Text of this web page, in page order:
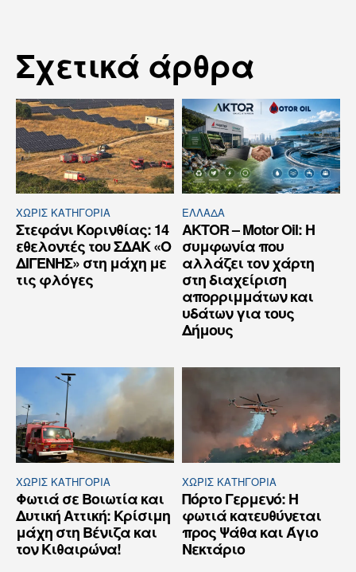
Σχετικά άρθρα
ΧΩΡΊΣ ΚΑΤΗΓΟΡΊΑ
Στεφάνι Κορινθίας: 14
εθελοντές του ΣΔΑΚ «Ο
ΔΙΓΕΝΗΣ» στη μάχη με
τις φλόγες
ΕΛΛΆΔΑ
AKTOR – Motor Oil: Η
συμφωνία που
αλλάζει τον χάρτη
στη διαχείριση
απορριμμάτων και
υδάτων για τους
Δήμους
ΧΩΡΊΣ ΚΑΤΗΓΟΡΊΑ
Φωτιά σε Βοιωτία και
Δυτική Αττική: Κρίσιμη
μάχη στη Βένιζα και
τον Κιθαιρώνα!
ΧΩΡΊΣ ΚΑΤΗΓΟΡΊΑ
Πόρτο Γερμενό: Η
φωτιά κατευθύνεται
προς Ψάθα και Άγιο
Νεκτάριο